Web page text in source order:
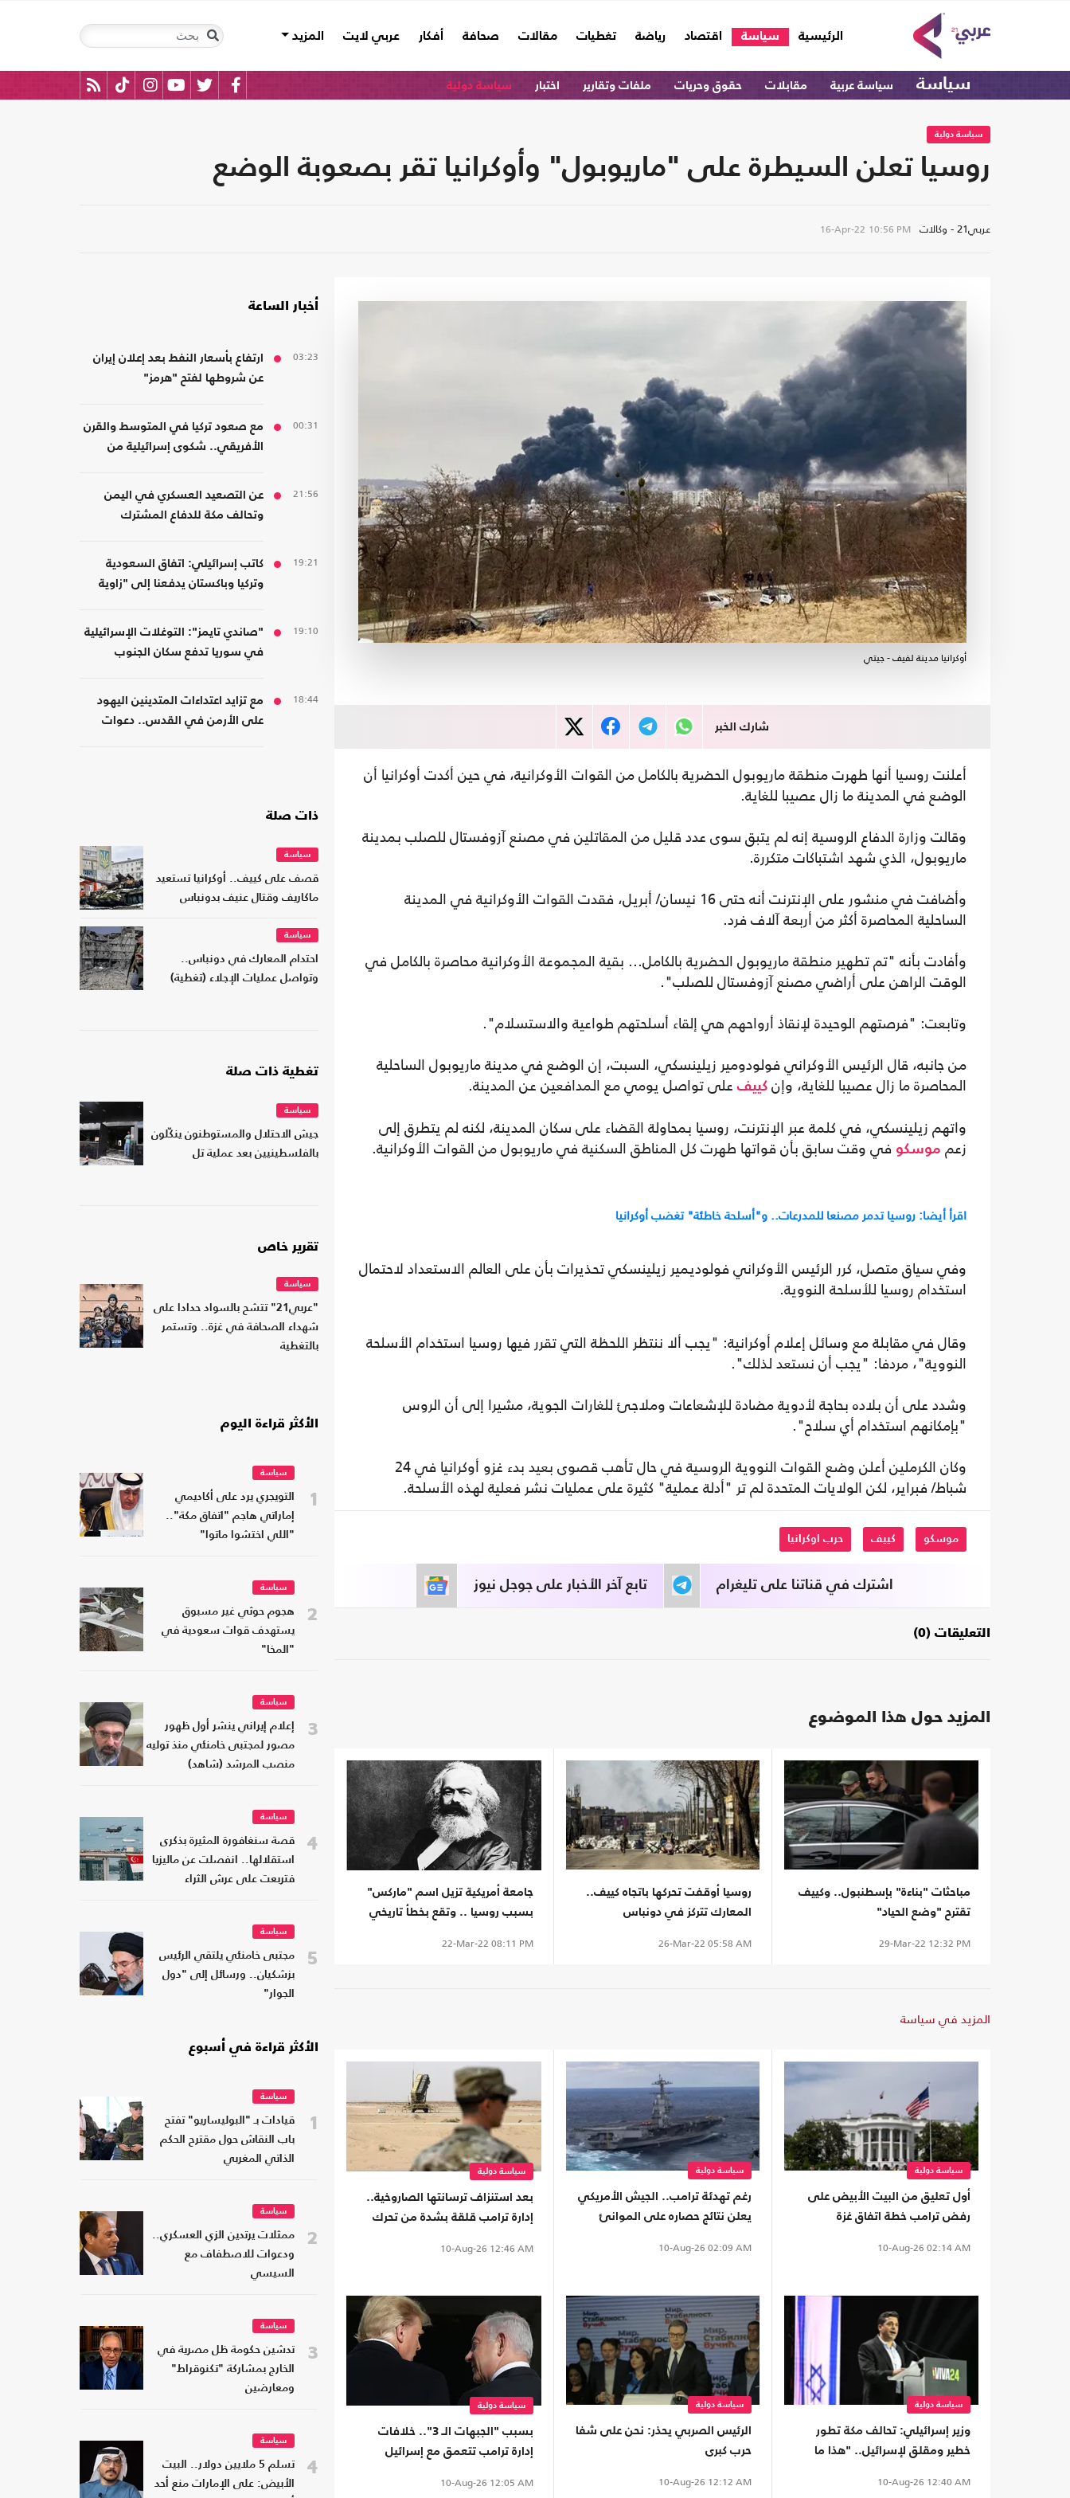
الرئيسية
(current) سياسة اقتصاد رياضة تغطيات مقالات صحافة أفكار عربي لايت المزيد
سياسة سياسة عربية مقابلات حقوق وحريات ملفات وتقارير اختبار سياسة دولية
سياسة دولية
روسيا تعلن السيطرة على "ماريوبول" وأوكرانيا تقر بصعوبة الوضع
عربي21 - وكالات 16-Apr-22 10:56 PM
أوكرانيا مدينة لفيف - جيتي
شارك الخبر
أعلنت روسيا أنها طهرت منطقة ماريوبول الحضرية بالكامل من القوات الأوكرانية، في حين أكدت أوكرانيا أن
الوضع في المدينة ما زال عصيبا للغاية.
وقالت وزارة الدفاع الروسية إنه لم يتبق سوى عدد قليل من المقاتلين في مصنع آزوفستال للصلب بمدينة
ماريوبول، الذي شهد اشتباكات متكررة.
وأضافت في منشور على الإنترنت أنه حتى 16 نيسان/ أبريل، فقدت القوات الأوكرانية في المدينة
الساحلية المحاصرة أكثر من أربعة آلاف فرد.
وأفادت بأنه "تم تطهير منطقة ماريوبول الحضرية بالكامل... بقية المجموعة الأوكرانية محاصرة بالكامل في
الوقت الراهن على أراضي مصنع آزوفستال للصلب".
وتابعت: "فرصتهم الوحيدة لإنقاذ أرواحهم هي إلقاء أسلحتهم طواعية والاستسلام".
من جانبه، قال الرئيس الأوكراني فولودومير زيلينسكي، السبت، إن الوضع في مدينة ماريوبول الساحلية
المحاصرة ما زال عصيبا للغاية، وإن كييف على تواصل يومي مع المدافعين عن المدينة.
واتهم زيلينسكي، في كلمة عبر الإنترنت، روسيا بمحاولة القضاء على سكان المدينة، لكنه لم يتطرق إلى
زعم موسكو في وقت سابق بأن قواتها طهرت كل المناطق السكنية في ماريوبول من القوات الأوكرانية.
اقرأ أيضا: روسيا تدمر مصنعا للمدرعات.. و"أسلحة خاطئة" تغضب أوكرانيا
وفي سياق متصل، كرر الرئيس الأوكراني فولوديمير زيلينسكي تحذيرات بأن على العالم الاستعداد لاحتمال
استخدام روسيا للأسلحة النووية.
وقال في مقابلة مع وسائل إعلام أوكرانية: "يجب ألا ننتظر اللحظة التي تقرر فيها روسيا استخدام الأسلحة
النووية"، مردفا: "يجب أن نستعد لذلك".
وشدد على أن بلاده بحاجة لأدوية مضادة للإشعاعات وملاجئ للغارات الجوية، مشيرا إلى أن الروس
"بإمكانهم استخدام أي سلاح".
وكان الكرملين أعلن وضع القوات النووية الروسية في حال تأهب قصوى بعيد بدء غزو أوكرانيا في 24
شباط/ فبراير، لكن الولايات المتحدة لم تر "أدلة عملية" كثيرة على عمليات نشر فعلية لهذه الأسلحة.
موسكو كييف حرب اوكرانيا
تابع آخر الأخبار على جوجل نيوز اشترك في قناتنا على تليغرام
التعليقات (0)
المزيد حول هذا الموضوع
مباحثات "بناءة" بإسطنبول.. وكييف
تقترح "وضع الحياد"
29-Mar-22 12:32 PM
روسيا أوقفت تحركها باتجاه كييف..
المعارك تتركز في دونباس
26-Mar-22 05:58 AM
جامعة أمريكية تزيل اسم "ماركس"
بسبب روسيا .. وتقع بخطأ تاريخي
22-Mar-22 08:11 PM
المزيد في سياسة
سياسة دولية
أول تعليق من البيت الأبيض على
رفض ترامب خطة اتفاق غزة
10-Aug-26 02:14 AM
سياسة دولية
رغم تهدئة ترامب.. الجيش الأمريكي
يعلن نتائج حصاره على الموانئ
10-Aug-26 02:09 AM
سياسة دولية
بعد استنزاف ترسانتها الصاروخية..
إدارة ترامب قلقة بشدة من تحرك
10-Aug-26 12:46 AM
سياسة دولية
وزير إسرائيلي: تحالف مكة تطور
خطير ومقلق لإسرائيل.. "هذا ما
10-Aug-26 12:40 AM
سياسة دولية
الرئيس الصربي يحذر: نحن على شفا
حرب كبرى
10-Aug-26 12:12 AM
سياسة دولية
بسبب "الجبهات الـ 3".. خلافات
إدارة ترامب تتعمق مع إسرائيل
10-Aug-26 12:05 AM
أخبار الساعة
03:23
ارتفاع بأسعار النفط بعد إعلان إيران
عن شروطها لفتح "هرمز"
00:31
مع صعود تركيا في المتوسط والقرن
الأفريقي.. شكوى إسرائيلية من
21:56
عن التصعيد العسكري في اليمن
وتحالف مكة للدفاع المشترك
19:21
كاتب إسرائيلي: اتفاق السعودية
وتركيا وباكستان يدفعنا إلى "زاوية
19:10
"صاندي تايمز": التوغلات الإسرائيلية
في سوريا تدفع سكان الجنوب
18:44
مع تزايد اعتداءات المتدينين اليهود
على الأرمن في القدس.. دعوات
ذات صلة
سياسة
قصف على كييف.. أوكرانيا تستعيد
ماكاريف وقتال عنيف بدونباس
سياسة
احتدام المعارك في دونباس..
وتواصل عمليات الإجلاء (تغطية)
تغطية ذات صلة
سياسة
جيش الاحتلال والمستوطنون ينكّلون
بالفلسطينيين بعد عملية تل
تقرير خاص
سياسة
"عربي21" تتشح بالسواد حدادا على
شهداء الصحافة في غزة.. وتستمر
بالتغطية
الأكثر قراءة اليوم
1
سياسة
التويجري يرد على أكاديمي
إماراتي هاجم "اتفاق مكة"..
"اللي اختشوا ماتوا"
2
سياسة
هجوم حوثي غير مسبوق
يستهدف قوات سعودية في
"المخا"
3
سياسة
إعلام إيراني ينشر أول ظهور
مصور لمجتبى خامنئي منذ توليه
منصب المرشد (شاهد)
4
سياسة
قصة سنغافورة المثيرة بذكرى
استقلالها.. انفصلت عن ماليزيا
فتربعت على عرش الثراء
5
سياسة
مجتبى خامنئي يلتقي الرئيس
بزشكيان.. ورسائل إلى "دول
الجوار"
الأكثر قراءة في أسبوع
1
سياسة
قيادات بـ "البوليساريو" تفتح
باب النقاش حول مقترح الحكم
الذاتي المغربي
2
سياسة
ممثلات يرتدين الزي العسكري..
ودعوات للاصطفاف مع
السيسي
3
سياسة
تدشين حكومة ظل مصرية في
الخارج بمشاركة "تكنوقراط"
ومعارضين
4
سياسة
تسلم 5 ملايين دولار.. البيت
الأبيض: على الإمارات منع أحد